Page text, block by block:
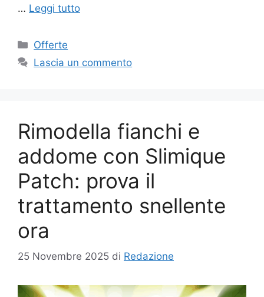
… Leggi tutto
Categorie
Offerte
Lascia un commento
Rimodella fianchi e
addome con Slimique
Patch: prova il
trattamento snellente
ora
25 Novembre 2025 di Redazione